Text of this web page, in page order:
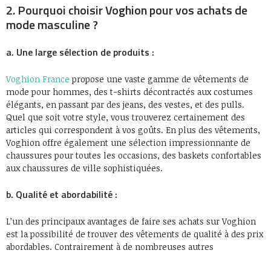
2. Pourquoi choisir Voghion pour vos achats de
mode masculine ?
a. Une large sélection de produits :
Voghion France propose une vaste gamme de vêtements de
mode pour hommes, des t-shirts décontractés aux costumes
élégants, en passant par des jeans, des vestes, et des pulls.
Quel que soit votre style, vous trouverez certainement des
articles qui correspondent à vos goûts. En plus des vêtements,
Voghion offre également une sélection impressionnante de
chaussures pour toutes les occasions, des baskets confortables
aux chaussures de ville sophistiquées.
b. Qualité et abordabilité :
L’un des principaux avantages de faire ses achats sur Voghion
est la possibilité de trouver des vêtements de qualité à des prix
abordables. Contrairement à de nombreuses autres